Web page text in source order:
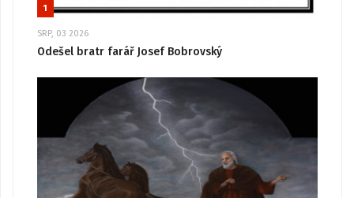
1
SRP, 03 2026
Odešel bratr farář Josef Bobrovský